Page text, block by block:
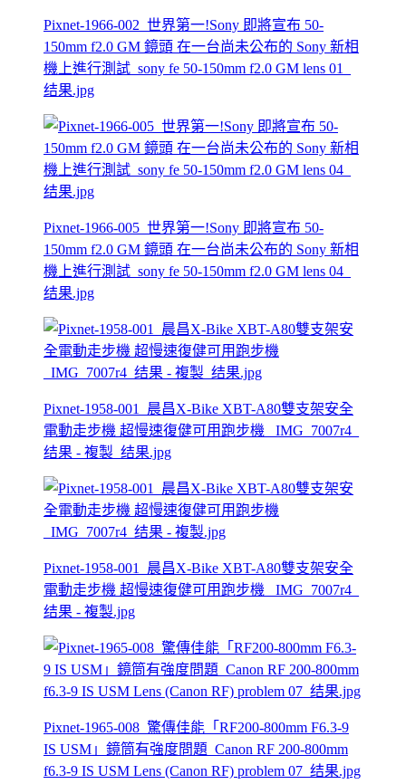
Pixnet-1966-002_世界第一!Sony 即將宣布 50-
150mm f2.0 GM 鏡頭 在一台尚未公布的 Sony 新相
機上進行測試_sony fe 50-150mm f2.0 GM lens 01_
结果.jpg
Pixnet-1966-005_世界第一!Sony 即將宣布 50-
150mm f2.0 GM 鏡頭 在一台尚未公布的 Sony 新相
機上進行測試_sony fe 50-150mm f2.0 GM lens 04_
结果.jpg
Pixnet-1958-001_晨昌X-Bike XBT-A80雙支架安全
電動走步機 超慢速復健可用跑步機 _IMG_7007r4_
结果 - 複製_结果.jpg
Pixnet-1958-001_晨昌X-Bike XBT-A80雙支架安全
電動走步機 超慢速復健可用跑步機 _IMG_7007r4_
结果 - 複製.jpg
Pixnet-1965-008_驚傳佳能「RF200-800mm F6.3-9
IS USM」鏡筒有強度問題_Canon RF 200-800mm
f6.3-9 IS USM Lens (Canon RF) problem 07_结果.jpg